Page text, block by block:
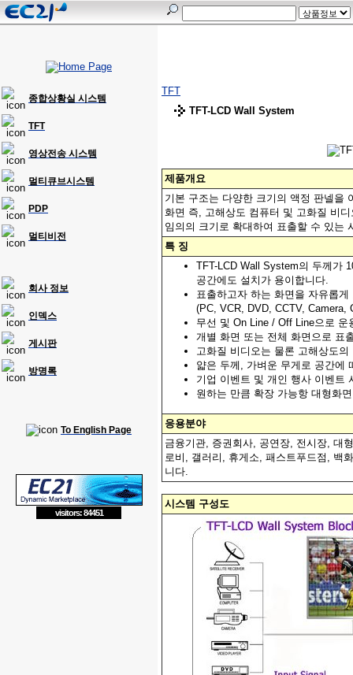
종합상황실 시스템
TFT
영상전송 시스템
멀티큐브시스템
PDP
멀티비전
회사 정보
인덱스
게시판
방명록
To English Page
visitors: 84451
TFT
TFT-LCD Wall System
제품개요
기본 구조는 다양한 크기의 액정 판넬을
화면 즉, 고해상도 컴퓨터 및 고화질 비
임의의 크기로 확대하여 표출할 수 있는
특 징
TFT-LCD Wall System의 두께가
공간에도 설치가 용이합니다.
표출하고자 하는 화면을 자유롭
(PC, VCR, DVD, CCTV, Camera,
무선 및 On Line / Off Line으로 운
개별 화면 또는 전체 화면으로 표
고화질 비디오는 물론 고해상도
얇은 두께, 가벼운 무게로 공간에
기업 이벤트 및 개인 행사 이벤트
원하는 만큼 확장 가능항 대형화
응용분야
금융기관, 증권회사, 공연장, 전시장, 대
로비, 갤러리, 휴게소, 패스트푸드점, 백
니다.
시스템 구성도